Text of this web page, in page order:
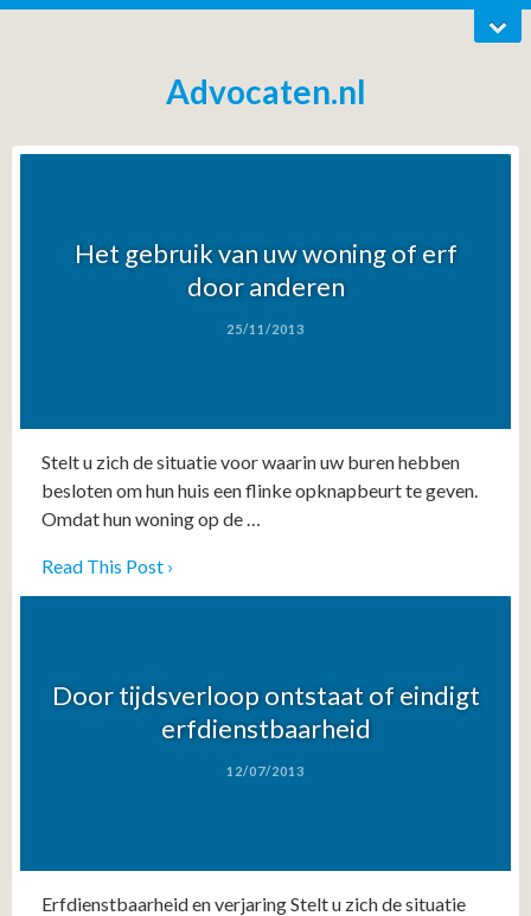
Advocaten.nl
Het gebruik van uw woning of erf
door anderen
25/11/2013
Stelt u zich de situatie voor waarin uw buren hebben
besloten om hun huis een flinke opknapbeurt te geven.
Omdat hun woning op de …
Read This Post ›
Door tijdsverloop ontstaat of eindigt
erfdienstbaarheid
12/07/2013
Erfdienstbaarheid en verjaring Stelt u zich de situatie